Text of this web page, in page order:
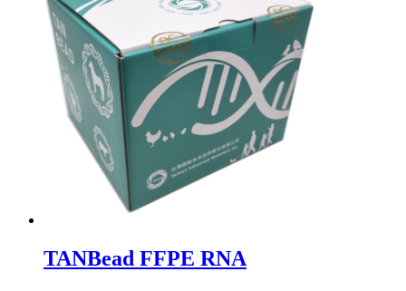
har
flera
varianter.
De
olika
alternativen
väljas
produktsidan
TANBead FFPE RNA